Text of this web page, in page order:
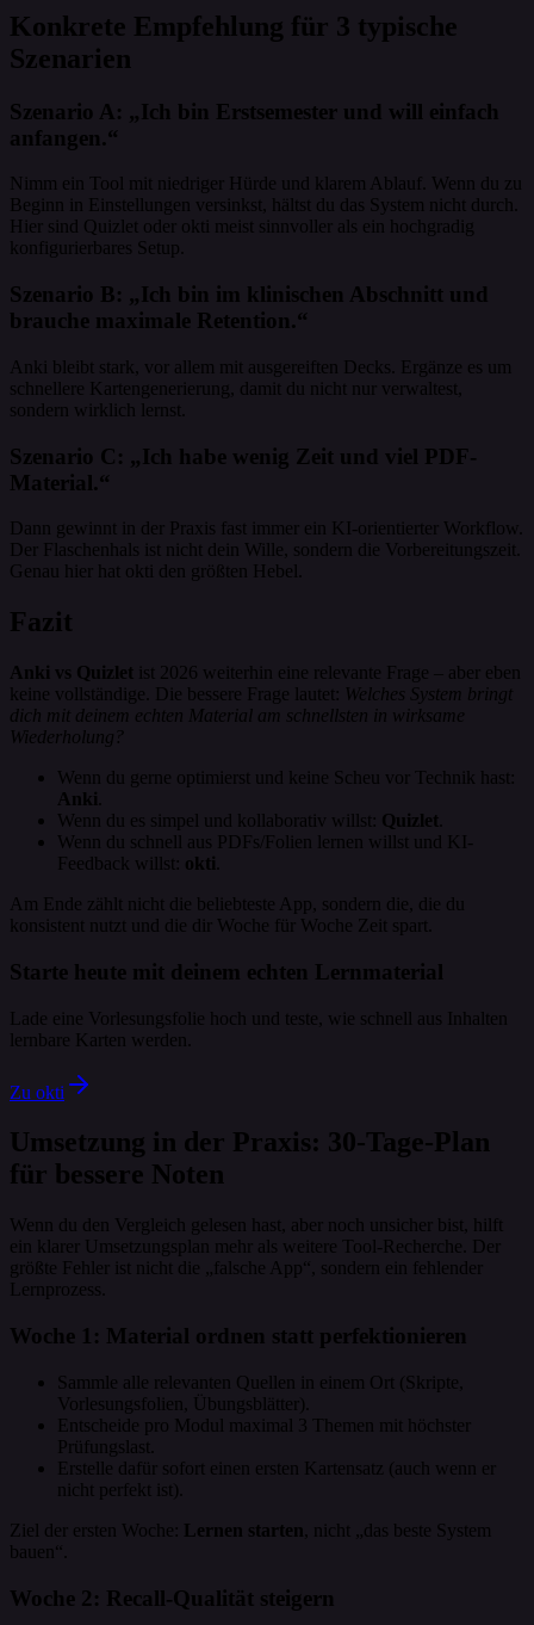
Konkrete Empfehlung für 3 typische
Szenarien
Szenario A: „Ich bin Erstsemester und will einfach
anfangen.“
Nimm ein Tool mit niedriger Hürde und klarem Ablauf. Wenn du zu
Beginn in Einstellungen versinkst, hältst du das System nicht durch.
Hier sind Quizlet oder okti meist sinnvoller als ein hochgradig
konfigurierbares Setup.
Szenario B: „Ich bin im klinischen Abschnitt und
brauche maximale Retention.“
Anki bleibt stark, vor allem mit ausgereiften Decks. Ergänze es um
schnellere Kartengenerierung, damit du nicht nur verwaltest,
sondern wirklich lernst.
Szenario C: „Ich habe wenig Zeit und viel PDF-
Material.“
Dann gewinnt in der Praxis fast immer ein KI-orientierter Workflow.
Der Flaschenhals ist nicht dein Wille, sondern die Vorbereitungszeit.
Genau hier hat okti den größten Hebel.
Fazit
Anki vs Quizlet ist 2026 weiterhin eine relevante Frage – aber eben
keine vollständige. Die bessere Frage lautet: Welches System bringt
dich mit deinem echten Material am schnellsten in wirksame
Wiederholung?
Wenn du gerne optimierst und keine Scheu vor Technik hast:
Anki
Wenn du es simpel und kollaborativ willst: Quizlet
Wenn du schnell aus PDFs/Folien lernen willst und KI-
Feedback willst: okti
Am Ende zählt nicht die beliebteste App, sondern die, die du
konsistent nutzt und die dir Woche für Woche Zeit spart.
Starte heute mit deinem echten Lernmaterial
Lade eine Vorlesungsfolie hoch und teste, wie schnell aus Inhalten
lernbare Karten werden.
Zu okti
Umsetzung in der Praxis: 30-Tage-Plan
für bessere Noten
Wenn du den Vergleich gelesen hast, aber noch unsicher bist, hilft
ein klarer Umsetzungsplan mehr als weitere Tool-Recherche. Der
größte Fehler ist nicht die „falsche App“, sondern ein fehlender
Lernprozess.
Woche 1: Material ordnen statt perfektionieren
Sammle alle relevanten Quellen in einem Ort (Skripte,
Vorlesungsfolien, Übungsblätter).
Entscheide pro Modul maximal 3 Themen mit höchster
Prüfungslast.
Erstelle dafür sofort einen ersten Kartensatz (auch wenn er
nicht perfekt ist).
Ziel der ersten Woche: Lernen starten , nicht „das beste System
bauen“.
Woche 2: Recall-Qualität steigern